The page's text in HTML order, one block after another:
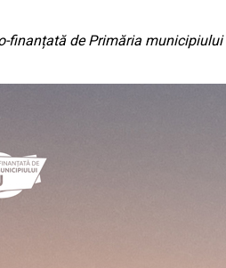
finanțată de Primăria municipiului